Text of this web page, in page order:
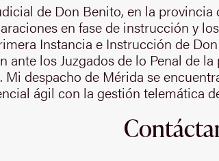
de Don Benito, en la
en fase de instrucción y
Instancia e Instrucción de
ante los Juzgados de lo Penal de
despacho de Mérida se
ágil con la gestión telemática